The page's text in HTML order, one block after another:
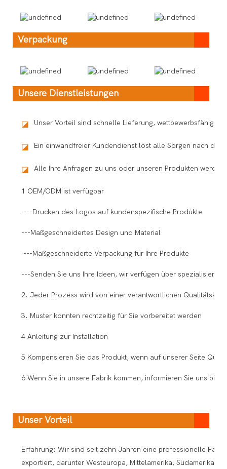
Verpackung
Unsere Dienstleistungen
◪ Unser Vorteil sind schnelle Lieferung, wettbewerbsfähige
◪ Ein einwandfreier Kundendienst löst alle Sorgen nach
◪ Alle Ihre Anfragen zu uns oder unseren Produkten
1 OEM/ODM ist verfügbar
---Drucken des Logos auf kundenspezifische Produkte
---Maßgeschneidertes Design und Material
---Maßgeschneiderte Verpackung für Ihre Produkte
---Senden Sie uns Ihre Ideen, wir verfügen über spezialisierte
2. Jeder Prozess wird von einer verantwortlichen
3. Muster könnten rechtzeitig für Sie vorbereitet werden
4 Anleitung zur Installation
5 Kompensieren Sie das Produkt, wenn auf unserer Seite
6 Wenn Sie in unsere Fabrik kommen, informieren Sie uns
Unser Vorteil
Erfahrung: Wir sind seit zehn Jahren eine professionelle
exportiert, darunter Westeuropa, Mittelamerika, Südamerika